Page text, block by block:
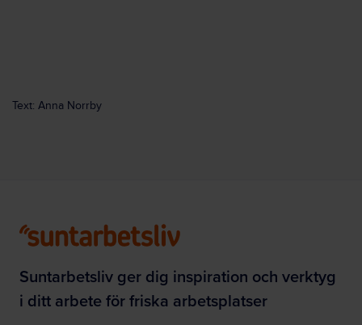
Text: Anna Norrby
Suntarbetsliv ger dig inspiration och verktyg
i ditt arbete för friska arbetsplatser